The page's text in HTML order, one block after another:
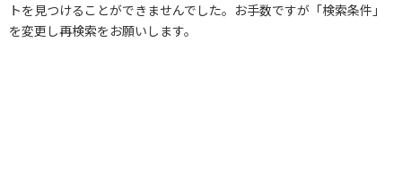
トを見つけることができませんでした。お手数ですが「検索条件」
を変更し再検索をお願いします。